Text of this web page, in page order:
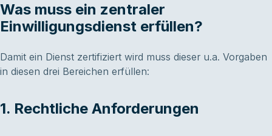
Was muss ein zentraler
Einwilligungsdienst erfüllen?
Damit ein Dienst zertifiziert wird muss dieser u.a. Vorgaben
in diesen drei Bereichen erfüllen:
1. Rechtliche Anforderungen